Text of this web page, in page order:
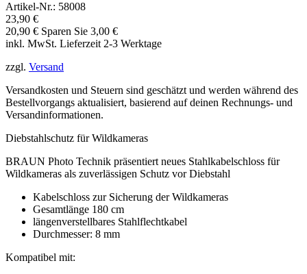
Artikel-Nr.: 58008
23,90 €
20,90 € Sparen Sie 3,00 €
inkl. MwSt. Lieferzeit 2-3 Werktage
zzgl. Versand
Versandkosten und Steuern sind geschätzt und werden während des
Bestellvorgangs aktualisiert, basierend auf deinen Rechnungs- und
Versandinformationen.
Diebstahlschutz für Wildkameras
BRAUN Photo Technik präsentiert neues Stahlkabelschloss für
Wildkameras als zuverlässigen Schutz vor Diebstahl
Kabelschloss zur Sicherung der Wildkameras
Gesamtlänge 180 cm
längenverstellbares Stahlflechtkabel
Durchmesser: 8 mm
Kompatibel mit: